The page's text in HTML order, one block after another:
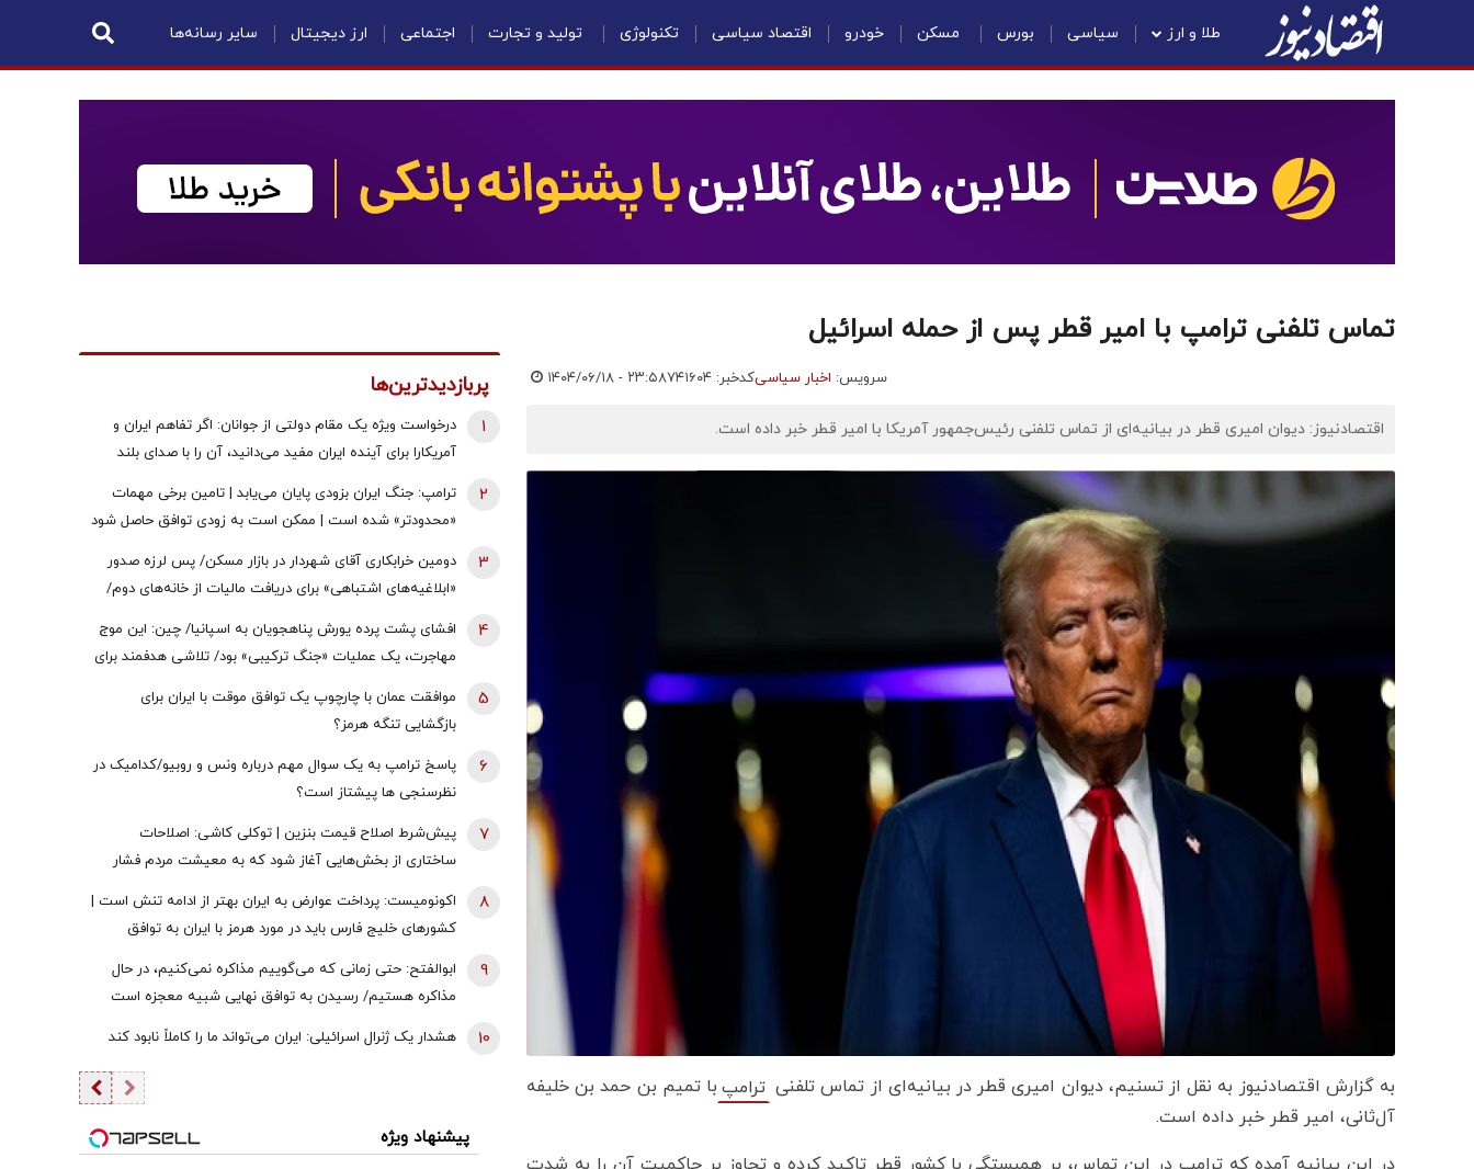
طلا و ارز سیاسی بورس مسکن خودرو اقتصاد سیاسی تکنولوژی تولید و تجارت اجتماعی ارز دیجیتال سایر رسانه‌ها
تماس تلفنی ترامپ با امیر قطر پس از حمله اسرائیل
سرویس: اخبار سیاسیکدخبر: ۷۴۱۶۰۴ ۱۴۰۴/۰۶/۱۸ - ۲۳:۵۸
اقتصادنیوز: دیوان امیری قطر در بیانیه‌ای از تماس تلفنی رئیس‌جمهور آمریکا با امیر قطر خبر داده است.
به گزارش اقتصادنیوز به نقل از تسنیم، دیوان امیری قطر در بیانیه‌ای از تماس تلفنی ترامپ با تمیم بن حمد بن خلیفه
آل‌ثانی، امیر قطر خبر داده است.
در این بیانیه آمده که ترامپ در این تماس، بر همبستگی با کشور قطر تاکید کرده و تجاوز بر حاکمیت آن را به شدت
پربازدیدترین‌ها
درخواست ویژه یک مقام دولتی از جوانان: اگر تفاهم ایران و
آمریکارا برای آینده ایران مفید می‌دانید، آن را با صدای بلند
مطالبه کنید | کنشکر و ‌ذی‌نفع باشید، منفعل نمانید
1
ترامپ: جنگ ایران بزودی پایان می‌یابد | تامین برخی مهمات
«محدودتر» شده است | ممکن است به زودی توافق حاصل شود
2
دومین خرابکاری آقای شهردار در بازار مسکن/ پس لرزه صدور
«ابلاغیه‌های اشتباهی» برای دریافت مالیات از خانه‌‌های دوم/
3
افشای پشت پرده یورش پناهجویان به اسپانیا/ چین: این موج
مهاجرت، یک عملیات «جنگ ترکیبی» بود/ تلاشی هدفمند برای
4
موافقت عمان با چارچوپ یک توافق موقت با ایران برای
بازگشایی تنگه هرمز؟
5
پاسخ ترامپ به یک سوال مهم درباره ونس و روبیو/کدامیک در
نظرسنجی ها پیشتاز است؟
6
پیش‌شرط اصلاح قیمت بنزین | توکلی کاشی: اصلاحات
ساختاری از بخش‌هایی آغاز شود که به معیشت مردم فشار
7
اکونومیست: پرداخت عوارض به ایران بهتر از ادامه تنش است |
کشورهای خلیج فارس باید در مورد هرمز با ایران به توافق
برسند | اعراب در مخمصهِ ترامپ گرفتار شده‌اند
8
ابوالفتح: حتی زمانی که می‌گوییم مذاکره نمی‌کنیم، در حال
مذاکره هستیم/ رسیدن به توافق نهایی شبیه معجزه است
9
هشدار یک ژنرال اسرائیلی: ایران می‌تواند ما را کاملاً نابود کند 10
پیشنهاد ویژه